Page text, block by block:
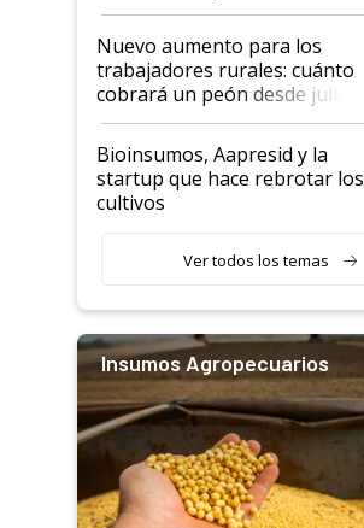
Nuevo aumento para los
trabajadores rurales: cuánto
cobrará un peón desde julio
Bioinsumos, Aapresid y la
startup que hace rebrotar los
cultivos
Ver todos los temas
Insumos Agropecuarios